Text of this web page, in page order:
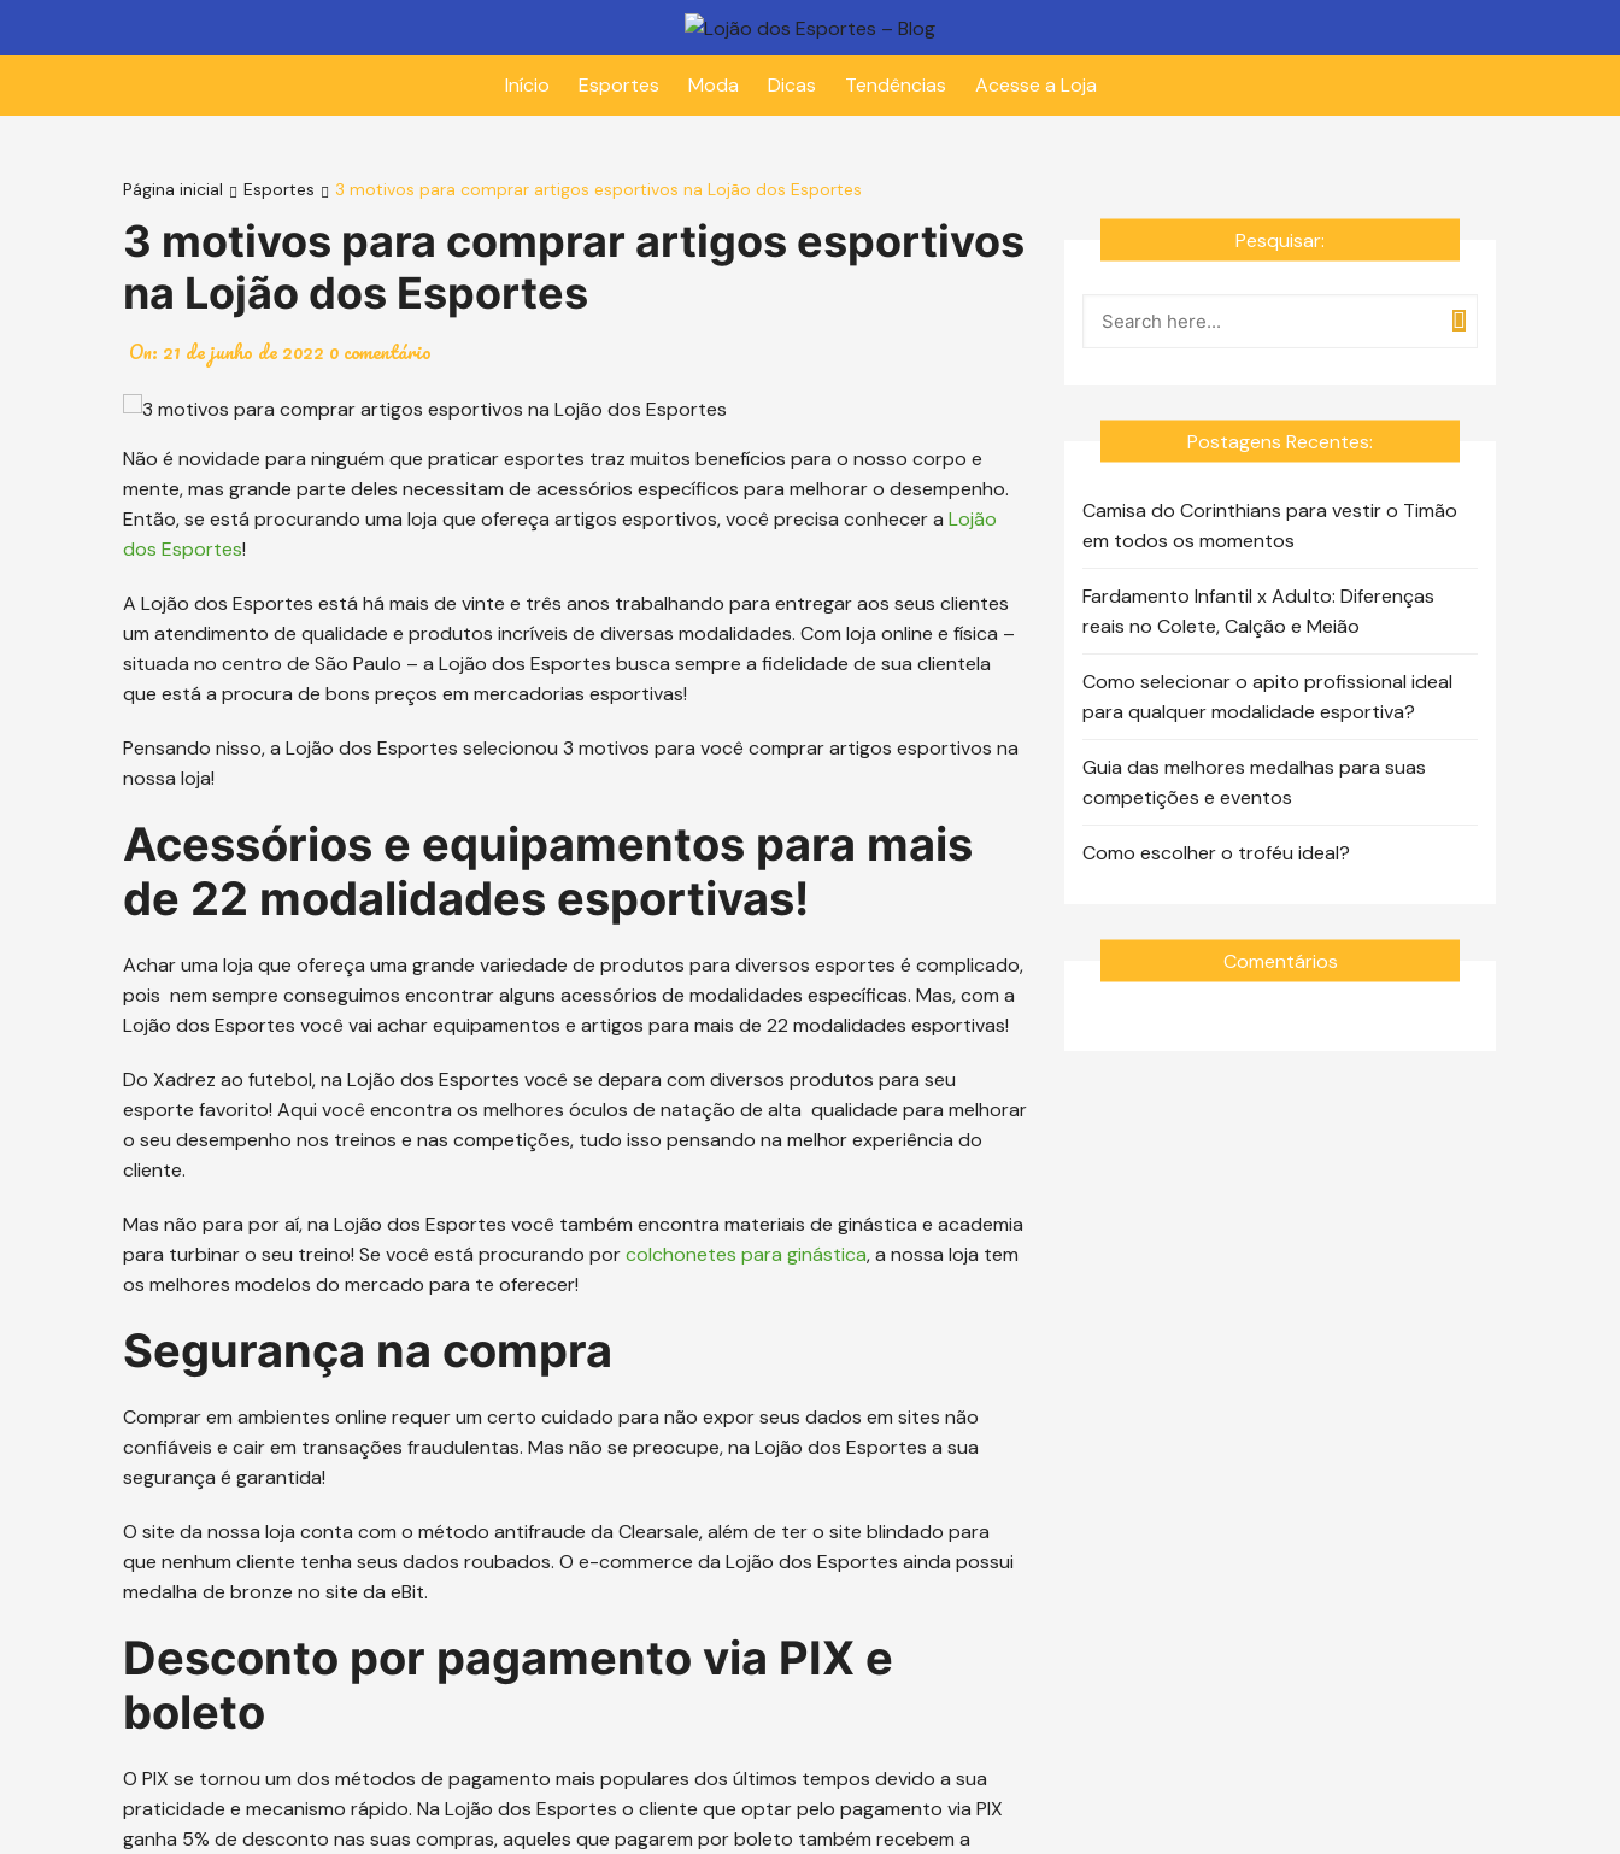
Início Esportes Moda Dicas Tendências Acesse a Loja
Página inicial Esportes 3 motivos para comprar artigos esportivos na Lojão dos Esportes
3 motivos para comprar artigos esportivos
na Lojão dos Esportes
On: 21 de junho de 2022 0 comentário
Não é novidade para ninguém que praticar esportes traz muitos benefícios para o nosso corpo e
mente, mas grande parte deles necessitam de acessórios específicos para melhorar o desempenho.
Então, se está procurando uma loja que ofereça artigos esportivos, você precisa conhecer a Lojão
dos Esportes!
A Lojão dos Esportes está há mais de vinte e três anos trabalhando para entregar aos seus clientes
um atendimento de qualidade e produtos incríveis de diversas modalidades. Com loja online e física –
situada no centro de São Paulo – a Lojão dos Esportes busca sempre a fidelidade de sua clientela
que está a procura de bons preços em mercadorias esportivas!
Pensando nisso, a Lojão dos Esportes selecionou 3 motivos para você comprar artigos esportivos na
nossa loja!
Acessórios e equipamentos para mais
de 22 modalidades esportivas!
Achar uma loja que ofereça uma grande variedade de produtos para diversos esportes é complicado,
pois nem sempre conseguimos encontrar alguns acessórios de modalidades específicas. Mas, com a
Lojão dos Esportes você vai achar equipamentos e artigos para mais de 22 modalidades esportivas!
Do Xadrez ao futebol, na Lojão dos Esportes você se depara com diversos produtos para seu
esporte favorito! Aqui você encontra os melhores óculos de natação de alta qualidade para melhorar
o seu desempenho nos treinos e nas competições, tudo isso pensando na melhor experiência do
cliente.
Mas não para por aí, na Lojão dos Esportes você também encontra materiais de ginástica e academia
para turbinar o seu treino! Se você está procurando porcolchonetes para ginástica, a nossa loja tem
os melhores modelos do mercado para te oferecer!
Segurança na compra
Comprar em ambientes online requer um certo cuidado para não expor seus dados em sites não
confiáveis e cair em transações fraudulentas. Mas não se preocupe, na Lojão dos Esportes a sua
segurança é garantida!
O site da nossa loja conta com o método antifraude da Clearsale, além de ter o site blindado para
que nenhum cliente tenha seus dados roubados. O e-commerce da Lojão dos Esportes ainda possui
medalha de bronze no site da eBit.
Desconto por pagamento via PIX e
boleto
O PIX se tornou um dos métodos de pagamento mais populares dos últimos tempos devido a sua
praticidade e mecanismo rápido. Na Lojão dos Esportes o cliente que optar pelo pagamento via PIX
ganha 5% de desconto nas suas compras, aqueles que pagarem por boleto também recebem a
Pesquisar:
Postagens Recentes:
Camisa do Corinthians para vestir o Timão
em todos os momentos
Fardamento Infantil x Adulto: Diferenças
reais no Colete, Calção e Meião
Como selecionar o apito profissional ideal
para qualquer modalidade esportiva?
Guia das melhores medalhas para suas
competições e eventos
Como escolher o troféu ideal?
Comentários